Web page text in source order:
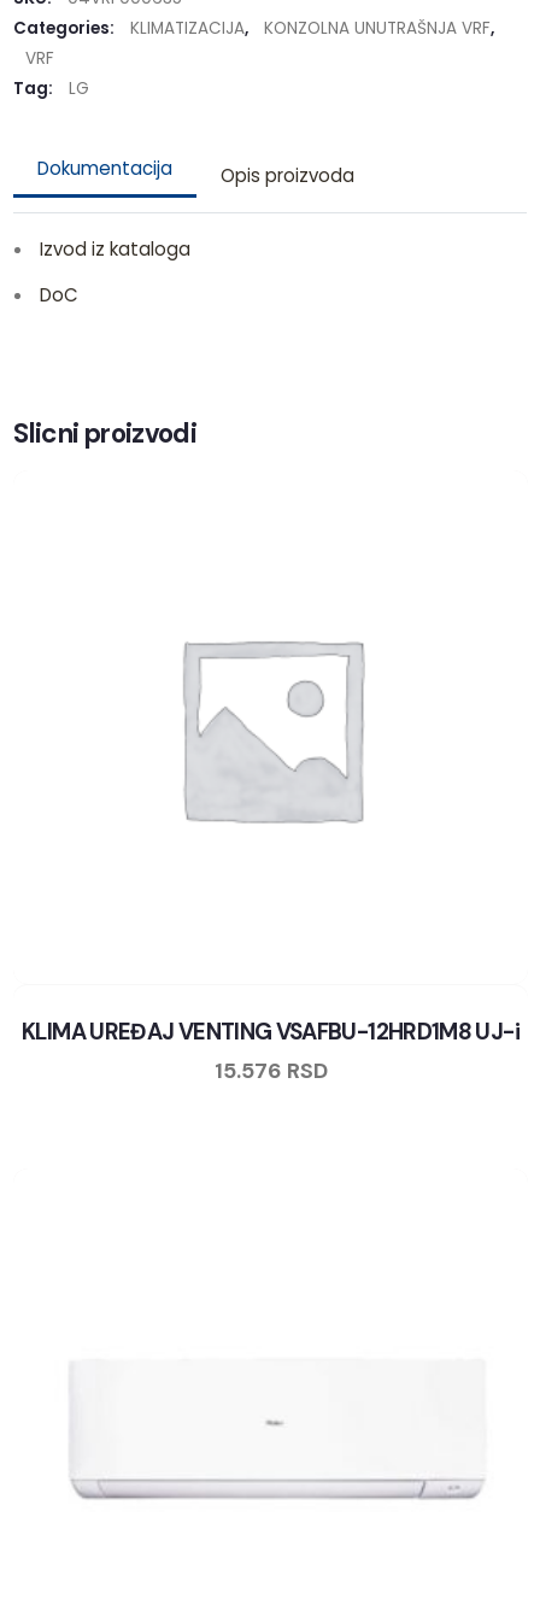
Categories:
KLIMATIZACIJA, KONZOLNA UNUTRAŠNJA VRF,
VRF
Tag:
LG
Dokumentacija Opis proizvoda
Izvod iz kataloga
DoC
Slicni proizvodi
KLIMA UREĐAJ VENTING VSAFBU-12HRD1M8 UJ-i
15.576 RSD